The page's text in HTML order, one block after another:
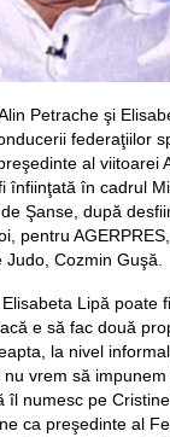
Petrache şi
federaţiilor
al viitoarei
înfiinţată în cadrul
Şanse, după
pentru
Cozmin Guşă.
Lipă poate
e să fac două
la nivel
vrem să
îl numesc pe
ca preşedinte al